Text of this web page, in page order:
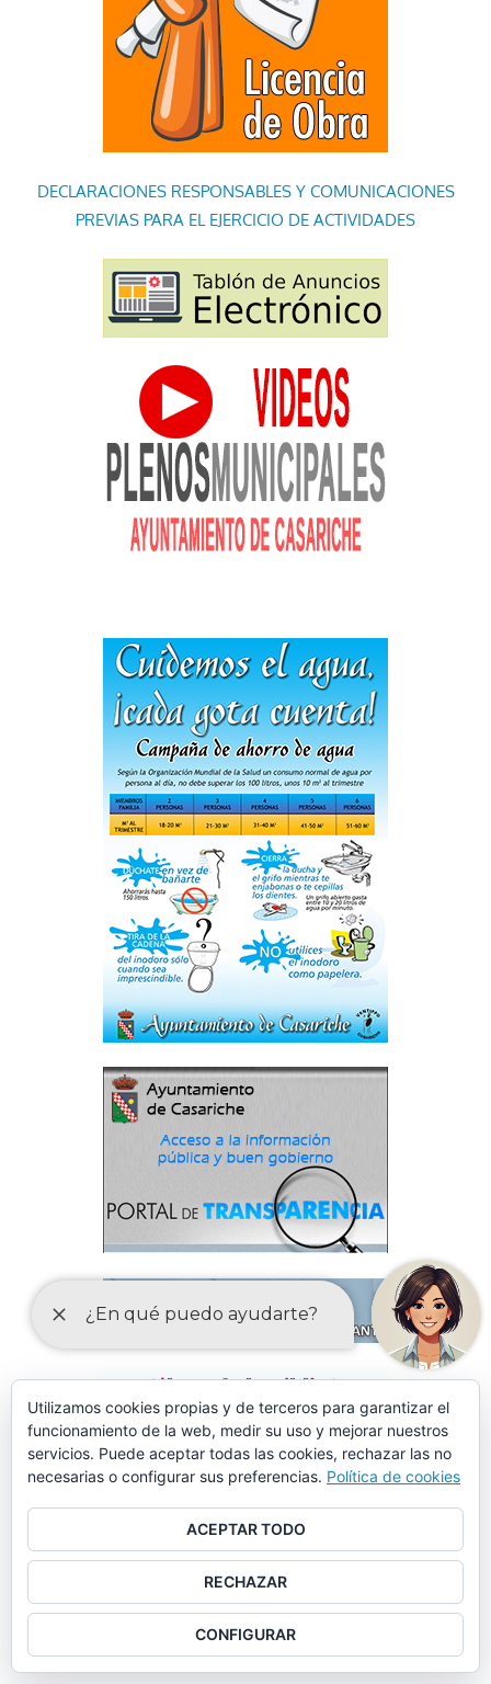
DECLARACIONES RESPONSABLES Y COMUNICACIONES
PREVIAS PARA EL EJERCICIO DE ACTIVIDADES
Utilizamos cookies propias y de terceros para garantizar el
funcionamiento de la web, medir su uso y mejorar nuestros
servicios. Puede aceptar todas las cookies, rechazar las no
necesarias o configurar sus preferencias. Política de cookies
ACEPTAR TODO
RECHAZAR
CONFIGURAR